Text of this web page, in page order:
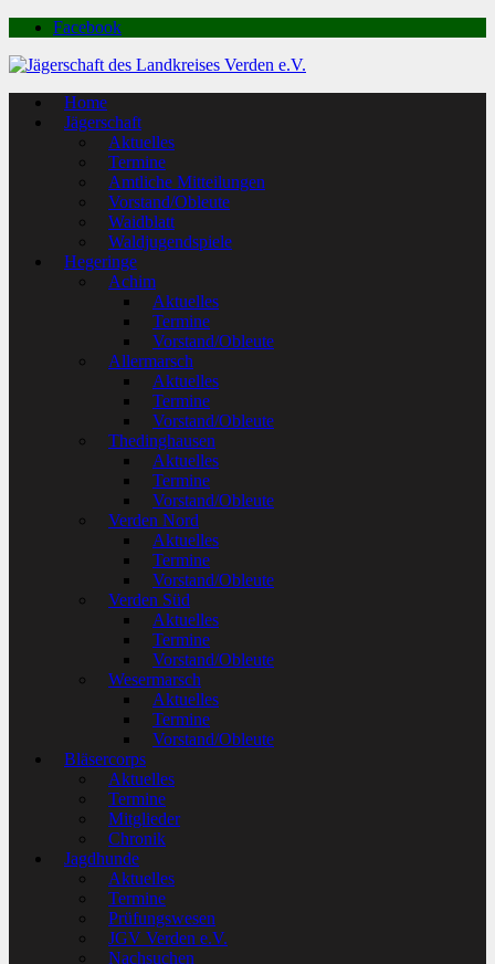
Facebook
Home
Jägerschaft
Aktuelles
Termine
Amtliche Mitteilungen
Vorstand/Obleute
Waidblatt
Waldjugendspiele
Hegeringe
Achim
Aktuelles
Termine
Vorstand/Obleute
Allermarsch
Aktuelles
Termine
Vorstand/Obleute
Thedinghausen
Aktuelles
Termine
Vorstand/Obleute
Verden Nord
Aktuelles
Termine
Vorstand/Obleute
Verden Süd
Aktuelles
Termine
Vorstand/Obleute
Wesermarsch
Aktuelles
Termine
Vorstand/Obleute
Bläsercorps
Aktuelles
Termine
Mitglieder
Chronik
Jagdhunde
Aktuelles
Termine
Prüfungswesen
JGV Verden e.V.
Nachsuchen